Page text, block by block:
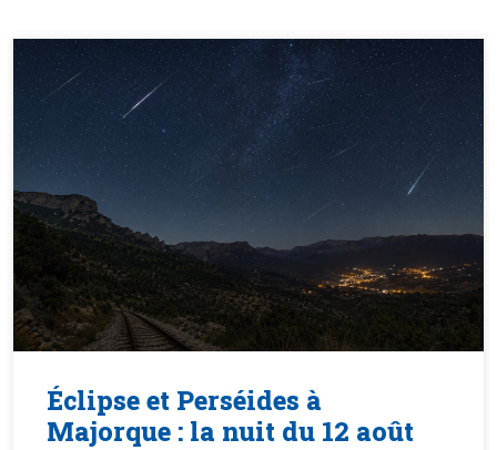
Éclipse et Perséides à
Majorque : la nuit du 12 août